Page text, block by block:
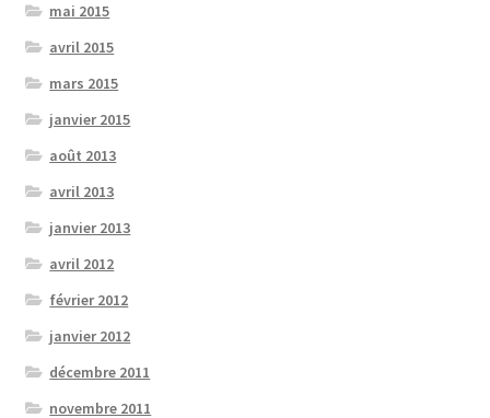
mai 2015
avril 2015
mars 2015
janvier 2015
août 2013
avril 2013
janvier 2013
avril 2012
février 2012
janvier 2012
décembre 2011
novembre 2011